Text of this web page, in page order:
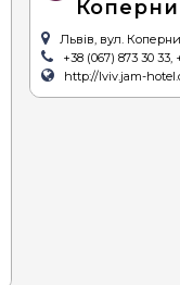
Львів, вул.
+38 (067) 873 30 33,
http://lviv.jam-